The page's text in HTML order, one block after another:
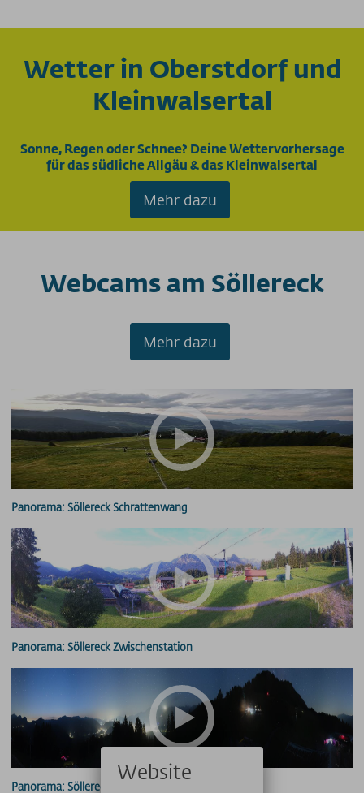
Wetter in Oberstdorf und
Kleinwalsertal
Sonne, Regen oder Schnee? Deine Wettervorhersage
für das südliche Allgäu & das Kleinwalsertal
Mehr dazu
Webcams am Söllereck
Mehr dazu
Panorama: Söllereck Schrattenwang
Panorama: Söllereck Zwischenstation
Panorama: Söllereck Bergstation
Website